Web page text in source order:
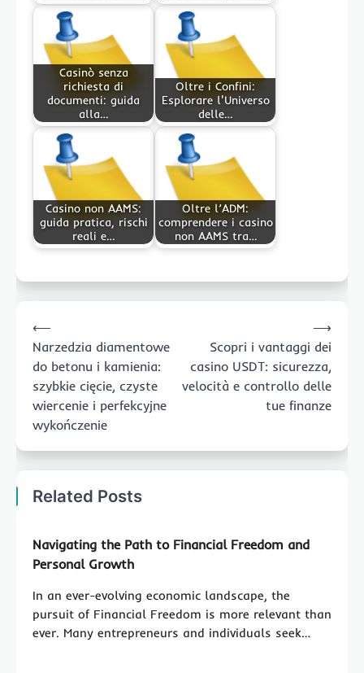
Casinò senza
richiesta di
documenti: guida
alla…
Oltre i Confini:
Esplorare l'Universo
delle…
Casino non AAMS:
guida pratica, rischi
reali e…
Oltre l’ADM:
comprendere i casino
non AAMS tra…
navigation
⟵
Narzedzia diamentowe
do betonu i kamienia:
szybkie cięcie, czyste
wiercenie i perfekcyjne
wykończenie
Scopri i vantaggi dei
casino USDT: sicurezza,
velocità e controllo delle
tue finanze
⟶
Related Posts
Navigating the Path to Financial Freedom and
Personal Growth
In an ever-evolving economic landscape, the
pursuit of Financial Freedom is more relevant than
ever. Many entrepreneurs and individuals seek…